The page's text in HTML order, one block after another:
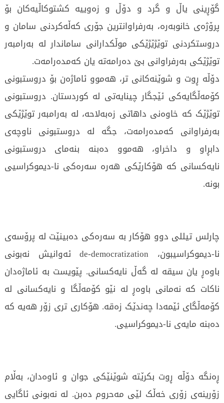
گۆڕینی یاڵ و گرد و دۆڵ و زەوییە کشتوکاڵیەکان بۆ
پرۆژەی خانوبەرە، بەرفراوانترین جۆری کەڵەکردنی سامان و
دروستکردنی توێژێژێکی موڵکدارانی ساماندار لە بەرامبەر
توێژێکی بەرفراوانی بێ دەرامەتە یان کەمدەرامەت.
دۆڵە ڕوت و شوێنەکانی تر، هەموو ئاماژەن بۆ دروستبونی
کۆمەڵگایەکی ئێجگار چینایەتی لە کوردستان. دروستبونی
توێژێک کە خاوەنی داهاتی زەبەلاحە، لە بەرامبەر توێژێکی
بەرفراوانی کەمدەرامەت، جگە لە دروستبونی ناوچەی
دابڕاو و داخراو، هەموو دەبنە بنەمای دروستبونی
نایەکسانی کە هۆکارێکی هەرە سەرەکی نا-دیموکراسیی
بونە.
چارلس تیللی دوو هۆکار بە سەرەکی دەبینێت لە پرۆسەی
نا-دیموکراسیبون، de-democratization ئەوانیش نەبونی
باوەڕ یان سیقە لە گەڵ نایەکسانی. پێویست بە ئاماژەدان
ناکات کە نەمانی باوەڕ لە نێو کۆمەڵگا و نایەکسانی لە
کۆمەڵگای ئێمەدا چەندێک زەقە. هۆکاری تری زۆر هەیە کە
دەبنە مایەی نا-دیموکراسیی.
ڕەنگە دۆڵە ڕوت بکرێتە شوێنێکی جوان و ئاوەدان، بەڵام
زۆرینەی زۆری خەڵک لێی مەحروم دەبن. لە نەبونی ئاگایی